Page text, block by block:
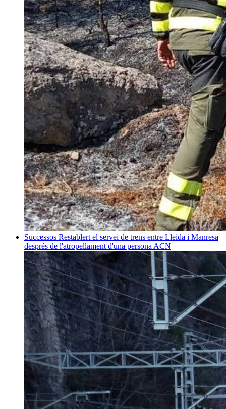
Successos Restablert el servei de trens entre Lleida i Manresa
després de l'atropellament d'una persona ACN